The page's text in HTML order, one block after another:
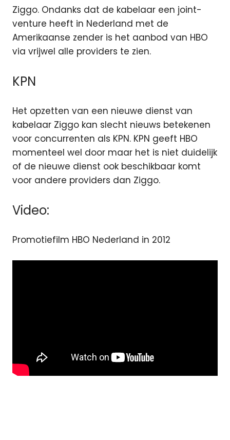
Ziggo. Ondanks dat de kabelaar een joint-
venture heeft in Nederland met de
Amerikaanse zender is het aanbod van HBO
via vrijwel alle providers te zien.
KPN
Het opzetten van een nieuwe dienst van
kabelaar Ziggo kan slecht nieuws betekenen
voor concurrenten als KPN. KPN geeft HBO
momenteel wel door maar het is niet duidelijk
of de nieuwe dienst ook beschikbaar komt
voor andere providers dan Ziggo.
Video:
Promotiefilm HBO Nederland in 2012